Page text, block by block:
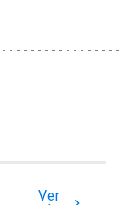
Ver